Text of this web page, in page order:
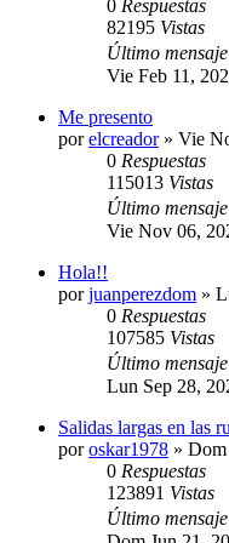
0 Respuestas
82195 Vistas
Último mensaje
Vie Feb 11,
Me presento
porelcreador» Vie
0 Respuestas
115013 Vistas
Último mensaje
Vie Nov 06,
Hola!!
porjuanperezdom »
0 Respuestas
107585 Vistas
Último mensaje
Lun Sep 28,
Salidas largas en las
poroskar1978 » Dom
0 Respuestas
123891 Vistas
Último mensaje